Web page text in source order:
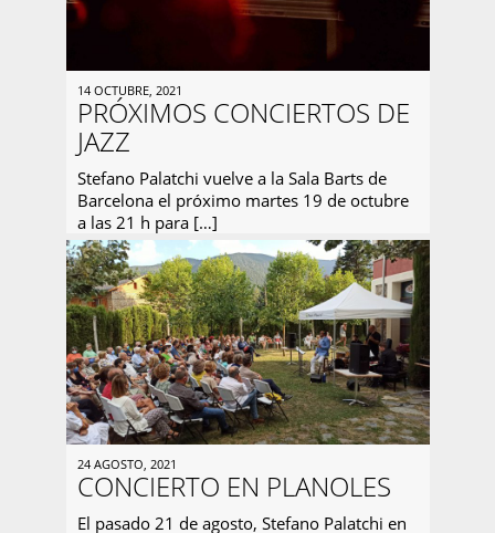
14 OCTUBRE, 2021
PRÓXIMOS CONCIERTOS DE
JAZZ
Stefano Palatchi vuelve a la Sala Barts de
Barcelona el próximo martes 19 de octubre
a las 21 h para […]
24 AGOSTO, 2021
CONCIERTO EN PLANOLES
El pasado 21 de agosto, Stefano Palatchi en